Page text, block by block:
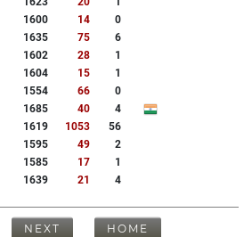
1600 14
0
1635 75
6
1602 28
1
1604 15
1
1554 66
0
1685 40
4
1619 1053
56
1595 49
2
1585 17
1
1639 21 4
NEXT HOME